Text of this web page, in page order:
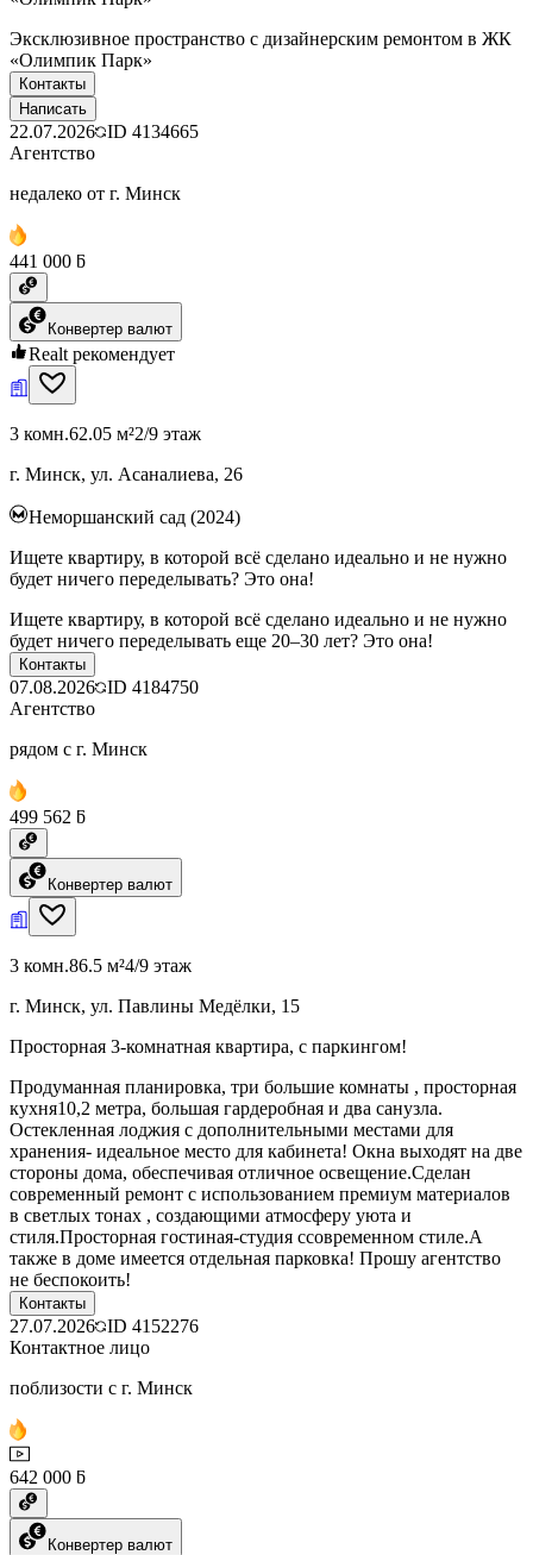
Эксклюзивное пространство с дизайнерским ремонтом в ЖК
«Олимпик Парк»
Контакты
Написать
22.07.2026 ID 4134665
Агентство
недалеко от г. Минск
441 000 ƃ
Конвертер валют
Realt рекомендует
3 комн.62.05 м²2/9 этаж
г. Минск, ул. Асаналиева, 26
Неморшанский сад (2024)
Ищете квартиру, в которой всё сделано идеально и не нужно
будет ничего переделывать? Это она!
Ищете квартиру, в которой всё сделано идеально и не нужно
будет ничего переделывать еще 20–30 лет? Это она!
Контакты
07.08.2026 ID 4184750
Агентство
рядом с г. Минск
499 562 ƃ
Конвертер валют
3 комн.86.5 м²4/9 этаж
г. Минск, ул. Павлины Медёлки, 15
Просторная 3-комнатная квартира, с паркингом!
Продуманная планировка, три большие комнаты , просторная
кухня10,2 метра, большая гардеробная и два санузла.
Остекленная лоджия с дополнительными местами для
хранения- идеальное место для кабинета! Окна выходят на две
стороны дома, обеспечивая отличное освещение.Сделан
современный ремонт с использованием премиум материалов
в светлых тонах , создающими атмосферу уюта и
стиля.Просторная гостиная-студия ссовременном стиле.А
также в доме имеется отдельная парковка! Прошу агентство
не беспокоить!
Контакты
27.07.2026 ID 4152276
Контактное лицо
поблизости с г. Минск
642 000 ƃ
Конвертер валют